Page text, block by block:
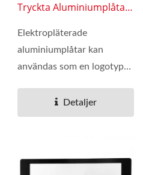
Tryckta Aluminiumplåtar
Elektropläterade
aluminiumplåtar kan
användas som en logotyp
plastfodral...Detaljer